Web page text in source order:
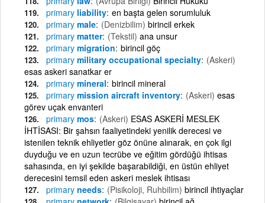
primary liability en başta gelen sorumluluk
primary male (Denizbilim) birincil erkek
primary matter (Tekstil) ana unsur
primary migration birincil göç
primary military occupational specialty (Askeri)
esas askeri sanatkar er
primary mineral birincil mineral
primary mission aircraft inventory (Askeri) esas
görev uçak envanteri
primary mos (Askeri) ESAS ASKERİ MESLEK
İHTİSASI: Bir şahsın faaliyetindeki yenilik derecesi ve
istenilen teknik ehliyetler göz önüne alınarak, en çok ilgi
duyduğu ve en uzun tecrübe ve eğitim gördüğü ihtisas
sahasında, en iyi şekilde başarabildiği, en üstün ehliyet
derecesini temsil eden askeri meslek ihtisası
primary needs (Pisikoloji, Ruhbilim) birincil ihtiyaçlar